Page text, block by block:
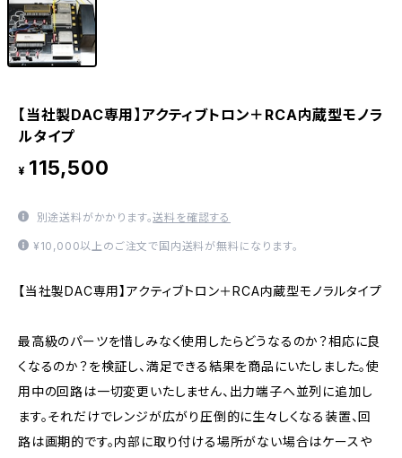
【当社製DAC専用】アクティブトロン＋RCA内蔵型モノラ
ルタイプ
¥ 115,500
別途送料がかかります。送料を確認する
¥10,000以上のご注文で国内送料が無料になります。
【当社製DAC専用】アクティブトロン＋RCA内蔵型モノラルタイプ
最高級のパーツを惜しみなく使用したらどうなるのか？相応に良
くなるのか？を検証し、満足できる結果を商品にいたしました。使
用中の回路は一切変更いたしません、出力端子へ並列に追加し
ます。それだけでレンジが広がり圧倒的に生々しくなる装置、回
路は画期的です。内部に取り付ける場所がない場合はケースや